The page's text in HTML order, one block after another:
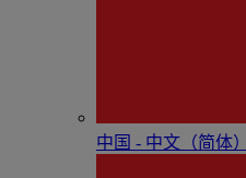
中国 - 中⽂（简体）